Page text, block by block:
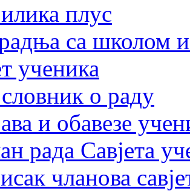
плус
са школом
ученика
о раду
и обавезе
рада Савјета
чланова